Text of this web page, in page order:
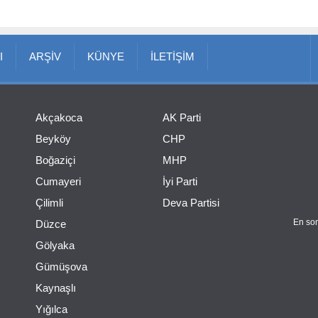
ARŞİV KÜNYE İLETİŞİM
Akçakoca
Beyköy
Boğaziçi
Cumayeri
Çilimli
Düzce
Gölyaka
Gümüşova
Kaynaşlı
Yığılca
AK Parti
CHP
MHP
İyi Parti
Deva Partisi
En